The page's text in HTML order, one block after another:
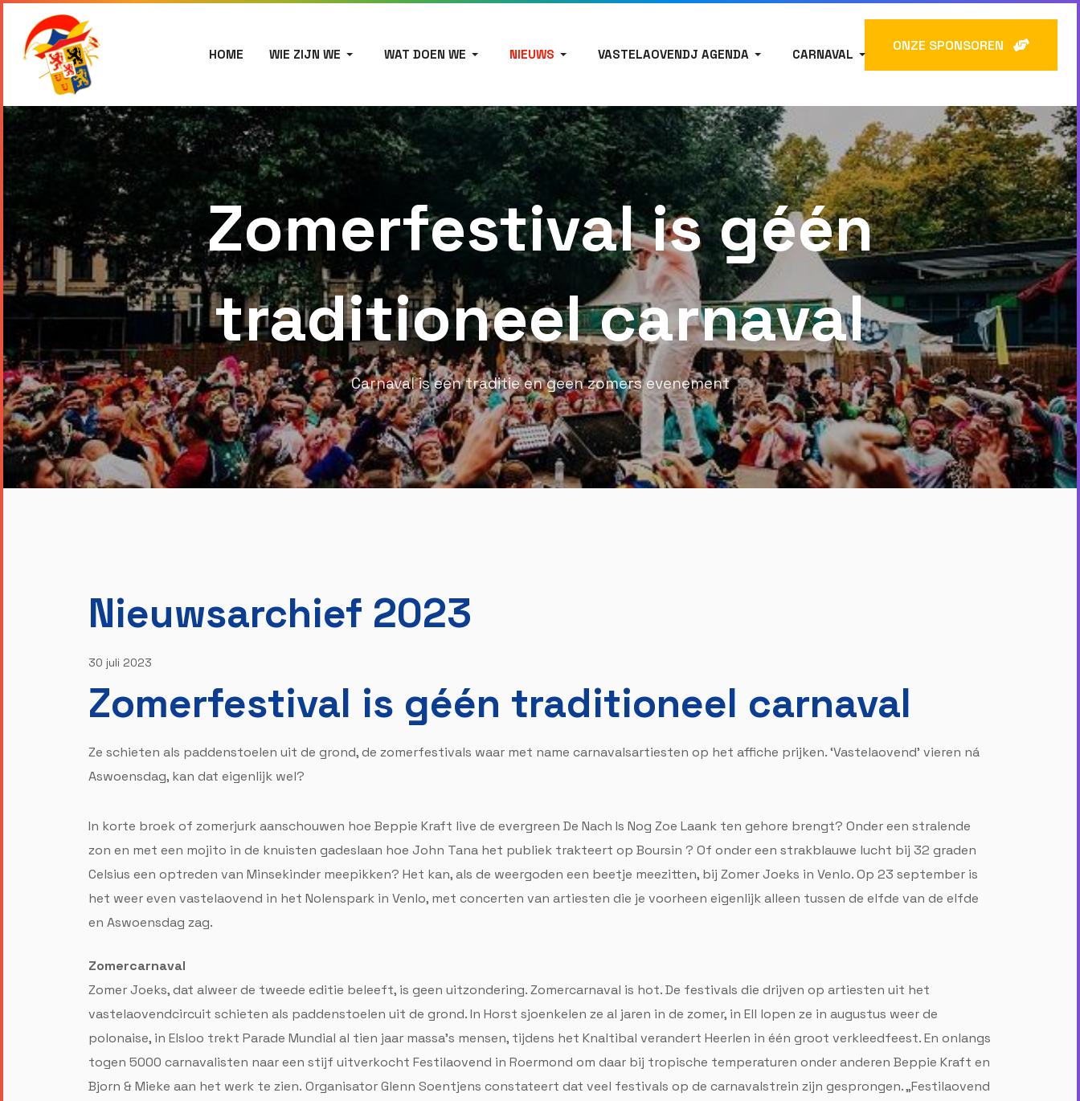
HOME WIE ZIJN WE WAT DOEN WE NIEUWS VASTELAOVENDJ AGENDA CARNAVAL
ONZE SPONSOREN
Zomerfestival is géén
traditioneel carnaval
Carnaval is een traditie en geen zomers evenement
Nieuwsarchief 2023
30 juli 2023
Zomerfestival is géén traditioneel carnaval
Ze schieten als paddenstoelen uit de grond, de zomerfestivals waar met name carnavalsartiesten op het affiche prijken. ‘Vastelaovend’ vieren ná
Aswoensdag, kan dat eigenlijk wel?
In korte broek of zomerjurk aanschouwen hoe Beppie Kraft live de evergreen De Nach Is Nog Zoe Laank ten gehore brengt? Onder een stralende
zon en met een mojito in de knuisten gadeslaan hoe John Tana het publiek trakteert op Boursin ? Of onder een strakblauwe lucht bij 32 graden
Celsius een optreden van Minsekinder meepikken? Het kan, als de weergoden een beetje meezitten, bij Zomer Joeks in Venlo. Op 23 september is
het weer even vastelaovend in het Nolenspark in Venlo, met concerten van artiesten die je voorheen eigenlijk alleen tussen de elfde van de elfde
en Aswoensdag zag.
Zomercarnaval
Zomer Joeks, dat alweer de tweede editie beleeft, is geen uitzondering. Zomercarnaval is hot. De festivals die drijven op artiesten uit het
vastelaovendcircuit schieten als paddenstoelen uit de grond. In Horst sjoenkelen ze al jaren in de zomer, in Ell lopen ze in augustus weer de
polonaise, in Elsloo trekt Parade Mundial al tien jaar massa’s mensen, tijdens het Knaltibal verandert Heerlen in één groot verkleedfeest. En onlangs
togen 5000 carnavalisten naar een stijf uitverkocht Festilaovend in Roermond om daar bij tropische temperaturen onder anderen Beppie Kraft en
Bjorn & Mieke aan het werk te zien. Organisator Glenn Soentjens constateert dat veel festivals op de carnavalstrein zijn gesprongen. „Festilaovend